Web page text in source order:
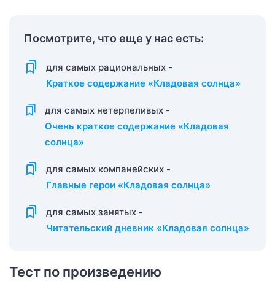
Посмотрите, что еще у нас есть:
для самых рациональных -
Краткое содержание «Кладовая солнца»
для самых нетерпеливых -
Очень краткое содержание «Кладовая
солнца»
для самых компанейских -
Главные герои «Кладовая солнца»
для самых занятых -
Читательский дневник «Кладовая солнца»
Тест по произведению